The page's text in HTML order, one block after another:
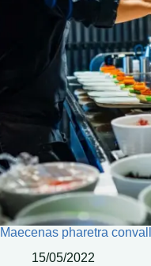
Maecenas pharetra
15/05/2022